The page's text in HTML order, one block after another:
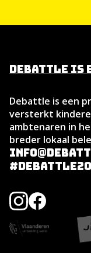
Debattle is
Debattle is een
versterkt
ambtenaren in
breder lokaal